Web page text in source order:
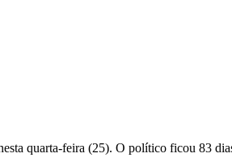
quarta-feira (25). O político ficou 83